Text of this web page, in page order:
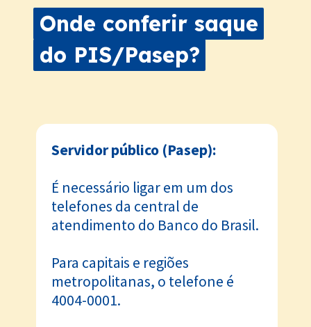
Servidor público (Pasep):
É necessário ligar em um dos
telefones da central de
atendimento do Banco do Brasil.
Para capitais e regiões
metropolitanas, o telefone é
4004-0001.
Onde conferir saque
do PIS/Pasep?
Onde conferir saque
do PIS/Pasep?